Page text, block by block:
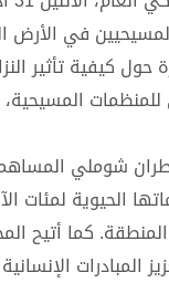
في
حول كيفية تأثير
شوملي
الحيوية
كما أتيح